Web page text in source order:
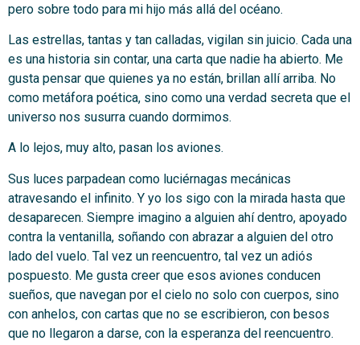
pero sobre todo para mi hijo más allá del océano.
Las estrellas, tantas y tan calladas, vigilan sin juicio. Cada una
es una historia sin contar, una carta que nadie ha abierto. Me
gusta pensar que quienes ya no están, brillan allí arriba. No
como metáfora poética, sino como una verdad secreta que el
universo nos susurra cuando dormimos.
A lo lejos, muy alto, pasan los aviones.
Sus luces parpadean como luciérnagas mecánicas
atravesando el infinito. Y yo los sigo con la mirada hasta que
desaparecen. Siempre imagino a alguien ahí dentro, apoyado
contra la ventanilla, soñando con abrazar a alguien del otro
lado del vuelo. Tal vez un reencuentro, tal vez un adiós
pospuesto. Me gusta creer que esos aviones conducen
sueños, que navegan por el cielo no solo con cuerpos, sino
con anhelos, con cartas que no se escribieron, con besos
que no llegaron a darse, con la esperanza del reencuentro.